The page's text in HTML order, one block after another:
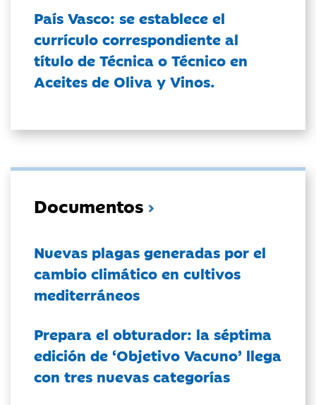
País Vasco: se establece el
currículo correspondiente al
título de Técnica o Técnico en
Aceites de Oliva y Vinos.
Documentos
Nuevas plagas generadas por el
cambio climático en cultivos
mediterráneos
Prepara el obturador: la séptima
edición de ‘Objetivo Vacuno’ llega
con tres nuevas categorías